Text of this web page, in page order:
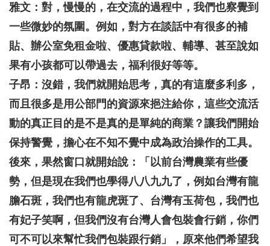
雅文：對，慢慢的，在交流的過程中，我們也察覺到
一些微妙的氛圍。例如，對方在談話中有很多的補
貼、辦公室免租金啦、優惠貸款啦、輔導、甚至說如
果有小孩都可以帶過去，福利很好等等。
子昂：沒錯，我們就開始思考，真的有這麼多利多，
而且很多是用公部門的資源來挹注給你，這些交流活
動的真正目的是不是真的是單純的商業？讓我們開始
保持警覺，擔心在不知不覺中成為政治操作的工具。
後來，果然窗口就開始說：「以前台灣農業有些優
勢，但是現在我們也學得八八九九了，例如台灣有龍
膽石斑，我們也有龍虎斑了、台灣有玉荷包，我們也
有妃子笑啊，但我們沒有台灣人會包裝會行銷，你們
可不可以來幫忙我們包裝跟行銷」，原來他們希望我